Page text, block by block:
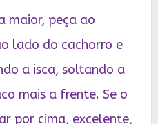
maior, peça ao
lado do cachorro e
a isca, soltando a
mais a frente. Se o
por cima, excelente,